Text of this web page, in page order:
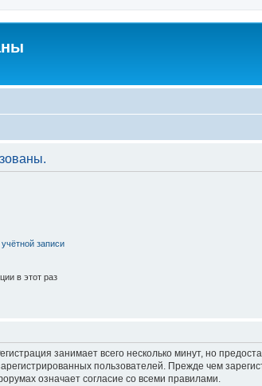
записи
в этот раз
занимает всего несколько минут, но
пользователей. Прежде чем
означает согласие со всеми правилами.